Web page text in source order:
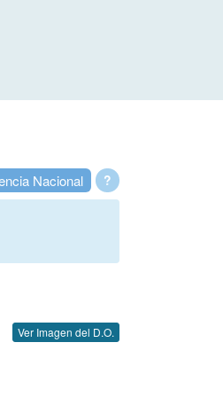
?
Nacional
Ver Imagen del D.O.